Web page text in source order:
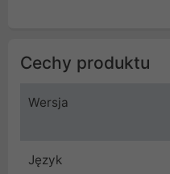
Cechy produktu
Wersja
Język